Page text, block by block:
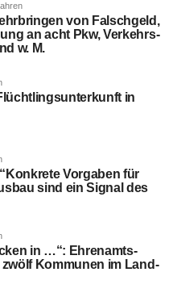
von Falsch­geld,
an acht Pkw, Ver­kehrs­
w. M.
in
Vor­ga­ben für
sind ein Signal des
in …“: Ehren­amts­
zwölf Kom­mu­nen im Land­